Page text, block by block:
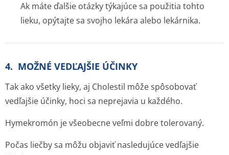
Ak máte ďalšie otázky týkajúce sa použitia tohto
lieku, opýtajte sa svojho lekára alebo lekárnika.
4. MOŽNÉ VEDĽAJŠIE ÚČINKY
Tak ako všetky lieky, aj Cholestil môže spôsobovať
vedľajšie účinky, hoci sa neprejavia u každého.
Hymekromón je všeobecne veľmi dobre tolerovaný.
Počas liečby sa môžu objaviť nasledujúce vedľajšie